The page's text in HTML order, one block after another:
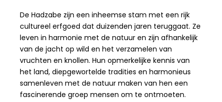
De Hadzabe zijn een inheemse stam met een rijk
cultureel erfgoed dat duizenden jaren teruggaat. Ze
leven in harmonie met de natuur en zijn afhankelijk
van de jacht op wild en het verzamelen van
vruchten en knollen. Hun opmerkelijke kennis van
het land, diepgewortelde tradities en harmonieus
samenleven met de natuur maken van hen een
fascinerende groep mensen om te ontmoeten.